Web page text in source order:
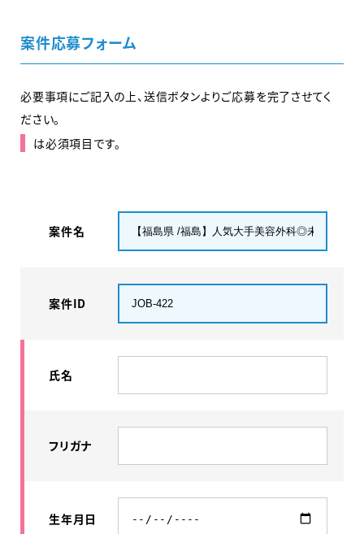
案件応募フォーム
必要事項にご記入の上、送信ボタンよりご応募を完了させてく
ださい。
は必須項目です。
案件名
案件ID
氏名
フリガナ
生年月日